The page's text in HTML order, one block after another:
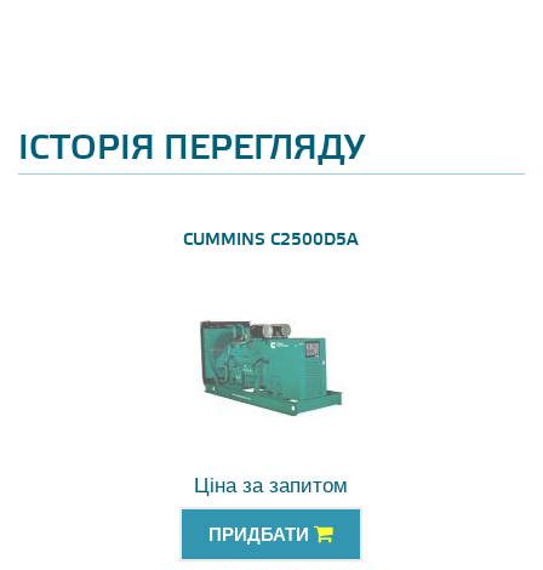
ІСТОРІЯ ПЕРЕГЛЯДУ
CUMMINS C2500D5A
Ціна за запитом
ПРИДБАТИ